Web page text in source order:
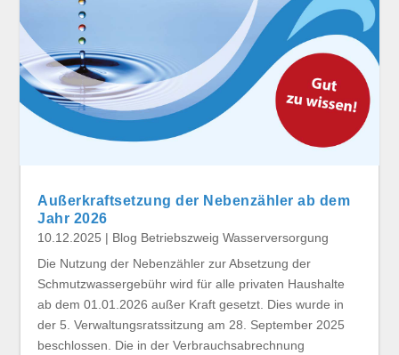
Außerkraftsetzung der Nebenzähler ab dem
Jahr 2026
10.12.2025 | Blog Betriebszweig Wasserversorgung
Die Nutzung der Nebenzähler zur Absetzung der
Schmutzwassergebühr wird für alle privaten Haushalte
ab dem 01.01.2026 außer Kraft gesetzt. Dies wurde in
der 5. Verwaltungsratssitzung am 28. September 2025
beschlossen. Die in der Verbrauchsabrechnung